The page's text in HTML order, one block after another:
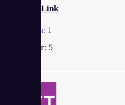
Istock.Link
Отзывы: 1
Рейтинг: 5